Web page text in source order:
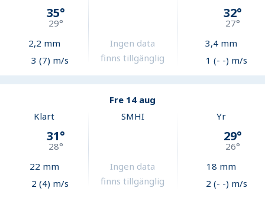
35°
29°
2,2 mm
3 (7) m/s
Ingen data
finns tillgänglig
32°
27°
3,4mm
1 (- -) m/s
Fre 14 aug
Klart
31°
28°
22 mm
2 (4) m/s
SMHI
Ingen data
finns tillgänglig
Yr
29°
26°
18 mm
2 (- -) m/s